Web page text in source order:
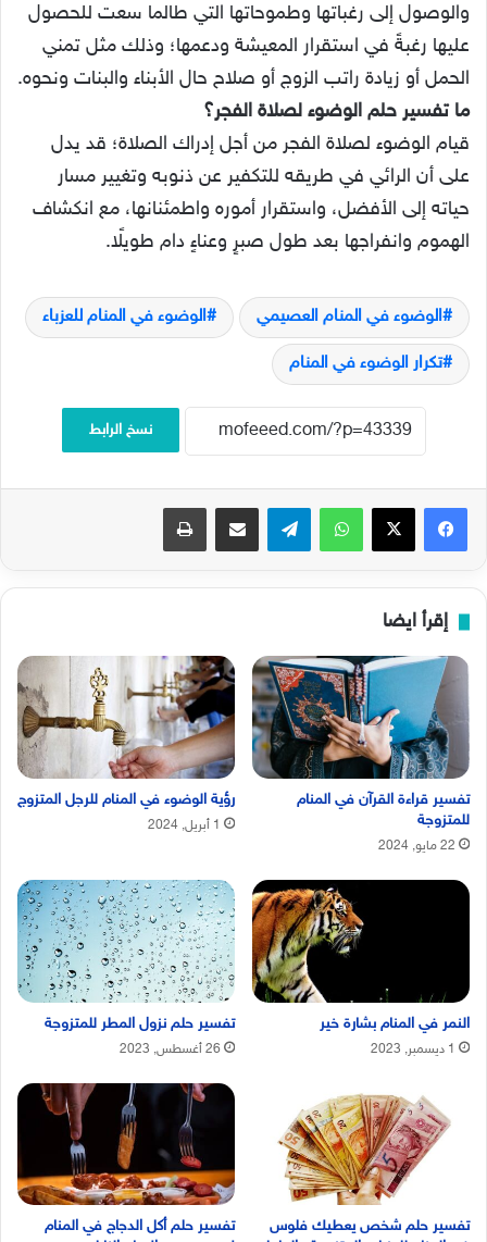
والوصول إلى رغباتها وطموحاتها التي طالما سعت للحصول
عليها رغبةً في استقرار المعيشة ودعمها؛ وذلك مثل تمني
الحمل أو زيادة راتب الزوج أو صلاح حال الأبناء والبنات ونحوه.
ما تفسير حلم الوضوء لصلاة الفجر؟
قيام الوضوء لصلاة الفجر من أجل إدراك الصلاة؛ قد يدل
على أن الرائي في طريقه للتكفير عن ذنوبه وتغيير مسار
حياته إلى الأفضل، واستقرار أموره واطمئنانها، مع انكشاف
الهموم وانفراجها بعد طول صبرٍ وعناءٍ دام طويلًا.
الوضوء في المنام العصيمي الوضوء في المنام للعزباء
تكرار الوضوء في المنام
نسخ الرابط
فيسبوك‫X واتساب تيلقرام مشاركة عبر البريد طباعة
إقرأ ايضا
تفسير قراءة القرآن في المنام
للمتزوجة
22 مايو, 2024
رؤية الوضوء في المنام للرجل المتزوج
1 أبريل, 2024
النمر في المنام بشارة خير
1 ديسمبر, 2023
تفسير حلم نزول المطر للمتزوجة
26 أغسطس, 2023
تفسير حلم شخص يعطيك فلوس
تفسير حلم أكل الدجاج في المنام